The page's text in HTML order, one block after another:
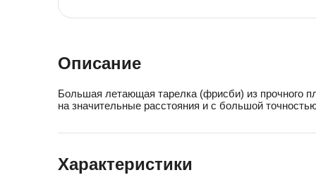
Описание
Большая летающая тарелка (фрисби) из прочного
на значительные расстояния и с большой
Характеристики